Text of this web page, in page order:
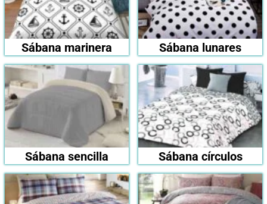
Sábana marinera Sábana lunares
Sábana sencilla Sábana círculos